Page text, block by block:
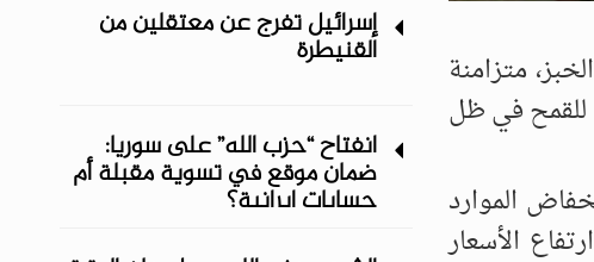
متزامنة
للقمح في ظل
الموارد
الأسعار
إسرائيل تفرج عن معتقلين من
القنيطرة
انفتاح “حزب الله” على سوريا:
ضمان موقع في تسوية مقبلة أم
حسابات إيرانية؟